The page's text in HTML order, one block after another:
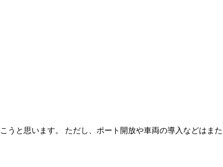
うと思います。 ただし、ポート開放や車両の導入などはまた